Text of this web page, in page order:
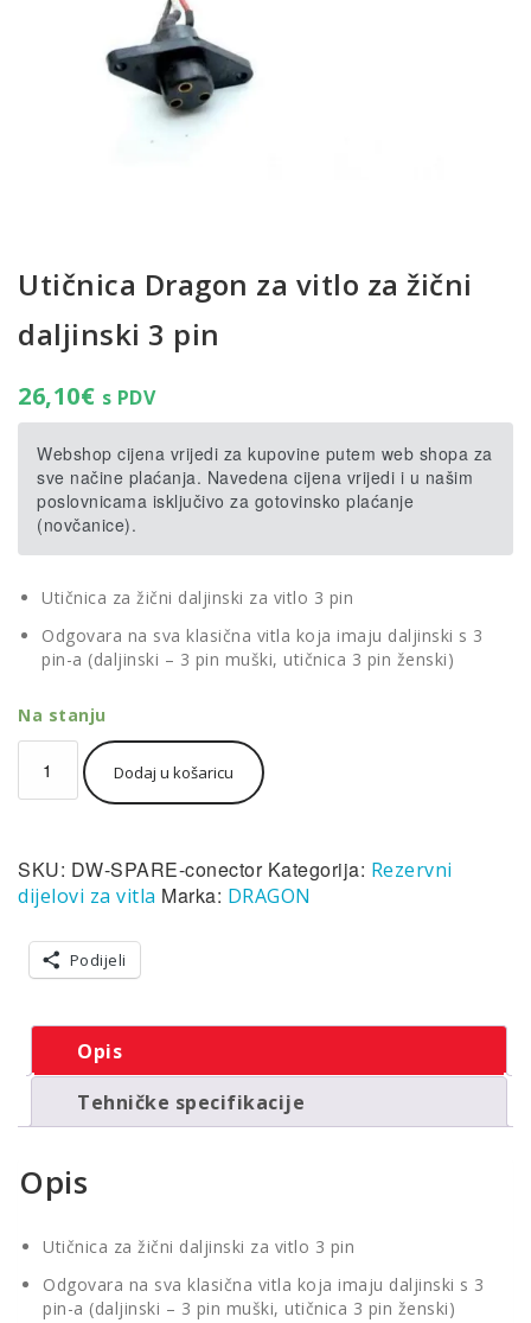
Utičnica Dragon za vitlo za žični
daljinski 3 pin
26,10€ s PDV
Webshop cijena vrijedi za kupovine putem web shopa za
sve načine plaćanja. Navedena cijena vrijedi i u našim
poslovnicama isključivo za gotovinsko plaćanje
(novčanice).
Utičnica za žični daljinski za vitlo 3 pin
Odgovara na sva klasična vitla koja imaju daljinski s 3
pin-a (daljinski – 3 pin muški, utičnica 3 pin ženski)
Na stanju
Utičnica
Dragon
za
žični
daljinski
pin
količina
Dodaj u košaricu
SKU: DW-SPARE-conector Kategorija: Rezervni
dijelovi za vitla Marka: DRAGON
Podijeli
Opis
Tehničke specifikacije
Opis
Utičnica za žični daljinski za vitlo 3 pin
Odgovara na sva klasična vitla koja imaju daljinski s 3
pin-a (daljinski – 3 pin muški, utičnica 3 pin ženski)